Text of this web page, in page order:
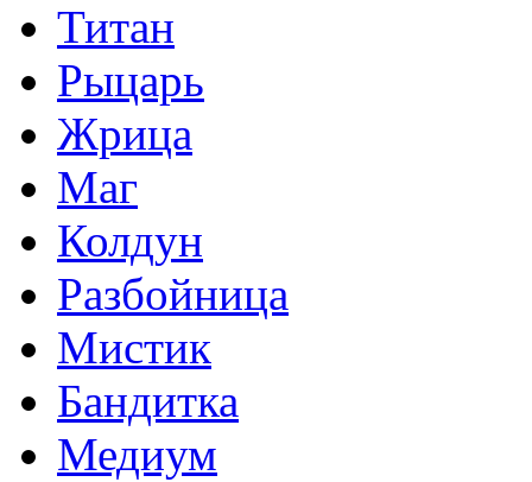
Титан
Рыцарь
Жрица
Маг
Колдун
Разбойница
Мистик
Бандитка
Медиум